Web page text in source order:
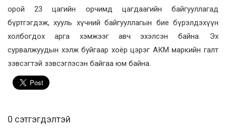
орой 23 цагийн орчимд цагдаагийн байгууллагад
бүртгэгдэж, хууль хүчний байгууллагын бие бүрэлдэхүүн
холбогдох арга хэмжээг авч эхэлсэн байна. Эх
сурвалжуудын хэлж буйгаар хоёр цэрэг АКМ маркийн галт
зэвсэгтэй зэвсэглэсэн байгаа юм байна.
0 cэтгэгдэлтэй